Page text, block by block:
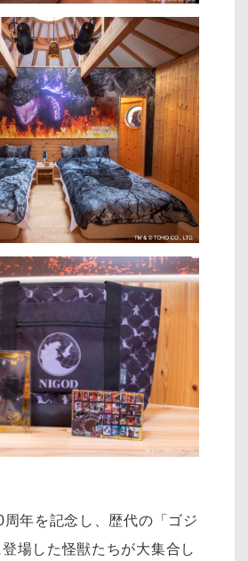
周年を記念し、歴代の「ゴジ
場した怪獣たちが大集合し